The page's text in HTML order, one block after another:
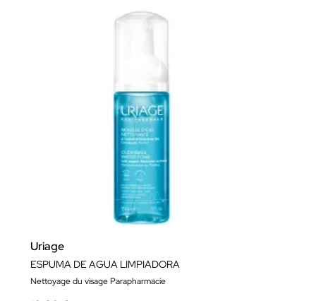
Uriage
ESPUMA DE AGUA LIMPIADORA
Nettoyage du visage Parapharmacie